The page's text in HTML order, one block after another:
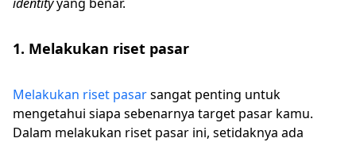
1. Melakukan riset pasar
Melakukan riset pasarsangat penting untuk
mengetahui siapa sebenarnya target pasar kamu.
Dalam melakukan riset pasar ini, setidaknya ada